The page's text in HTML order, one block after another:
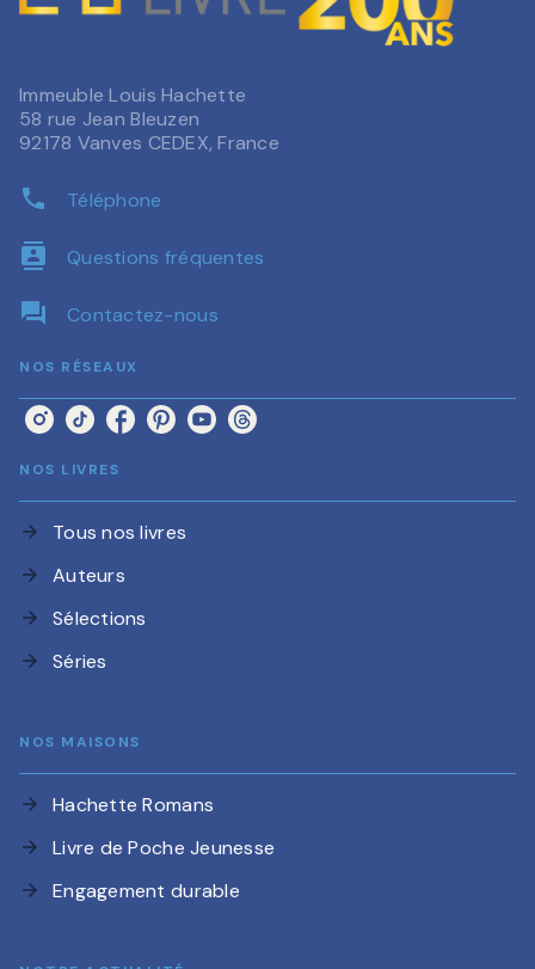
Immeuble Louis Hachette
58 rue Jean Bleuzen
92178 Vanves CEDEX, France
phone Téléphone
contacts Questions fréquentes
question_answer Contactez-nous
NOS RÉSEAUX
NOS LIVRES
arrow_forward Tous nos livres
arrow_forward Auteurs
arrow_forward Sélections
arrow_forward Séries
NOS MAISONS
arrow_forward Hachette Romans
arrow_forward Livre de Poche Jeunesse
arrow_forward Engagement durable